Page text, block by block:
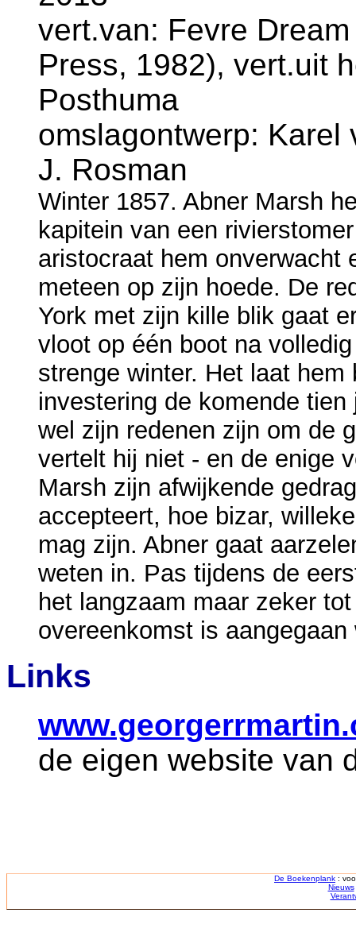
vert.van: Fevre
Press, 1982), vert.uit
Posthuma
omslagontwerp: Karel
J. Rosman
Winter 1857. Abner Marsh
kapitein van een
aristocraat hem onverwacht
meteen op zijn hoede. De
York met zijn kille blik gaat
vloot op één boot na
strenge winter. Het laat
investering de komende
wel zijn redenen zijn om de
vertelt hij niet - en de enige
Marsh zijn afwijkende
accepteert, hoe bizar,
mag zijn. Abner gaat
weten in. Pas tijdens de
het langzaam maar zeker
overeenkomst is
Links
de eigen website van
De Boekenplank :
Nieuws